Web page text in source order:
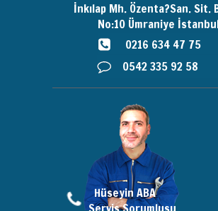
İnkılap Mh. Özenta?San. Sit.
No:10 Ümraniye
0216 634 47 75
0542 335 92 58
Hüseyin ABA